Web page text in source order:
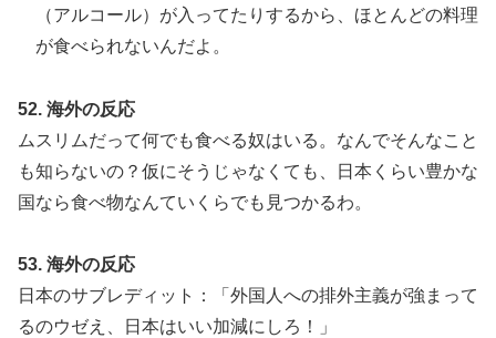
（アルコール）が入ってたりするから、ほとんどの料理
が食べられないんだよ。
52. 海外の反応
ムスリムだって何でも食べる奴はいる。なんでそんなこと
も知らないの？仮にそうじゃなくても、日本くらい豊かな
国なら食べ物なんていくらでも見つかるわ。
53. 海外の反応
日本のサブレディット：「外国人への排外主義が強まって
るのウゼえ、日本はいい加減にしろ！」